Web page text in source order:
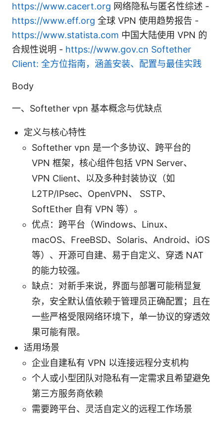
https://www.cacert.org 网络隐私与匿名性综述 -
https://www.eff.org 全球 VPN 使用趋势报告 -
https://www.statista.com 中国大陆使用 VPN 的
合规性说明 - https://www.gov.cn Softether
Client: 全方位指南，涵盖安装、配置与最佳实践
Body
一、Softether vpn 基本概念与优缺点
定义与核心特性
Softether vpn 是一个多协议、跨平台的
VPN 框架，核心组件包括 VPN Server、
VPN Client、以及多种封装协议（如
L2TP/IPsec、OpenVPN、 SSTP、
SoftEther 自有 VPN 等）。
优点：跨平台（Windows、Linux、
macOS、FreeBSD、Solaris、Android、iOS
等）、开源可自建、易于自定义、穿透 NAT
的能力较强。
缺点：对新手来说，界面与部署可能稍显复
杂，安全默认值依赖于管理员正确配置；且在
一些严格受限网络环境下，单一协议的穿透效
果可能有限。
适用场景
企业自建私有 VPN 以连接远程分支机构
个人或小型团队对隐私有一定需求且希望避免
第三方服务商依赖
需要跨平台、灵活自定义的远程工作场景